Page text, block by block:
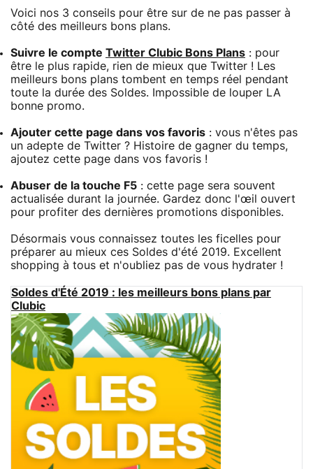
Voici nos 3 conseils pour être sur de ne pas passer à
côté des meilleurs bons plans.
Suivre le compte Twitter Clubic Bons Plans : pour
être le plus rapide, rien de mieux que Twitter ! Les
meilleurs bons plans tombent en temps réel pendant
toute la durée des Soldes. Impossible de louper LA
bonne promo.
Ajouter cette page dans vos favoris : vous n'êtes pas
un adepte de Twitter ? Histoire de gagner du temps,
ajoutez cette page dans vos favoris !
Abuser de la touche F5 : cette page sera souvent
actualisée durant la journée. Gardez donc l'œil ouvert
pour profiter des dernières promotions disponibles.
Désormais vous connaissez toutes les ficelles pour
préparer au mieux ces Soldes d'été 2019. Excellent
shopping à tous et n'oubliez pas de vous hydrater !
Soldes d'Été 2019 : les meilleurs bons plans par
Clubic